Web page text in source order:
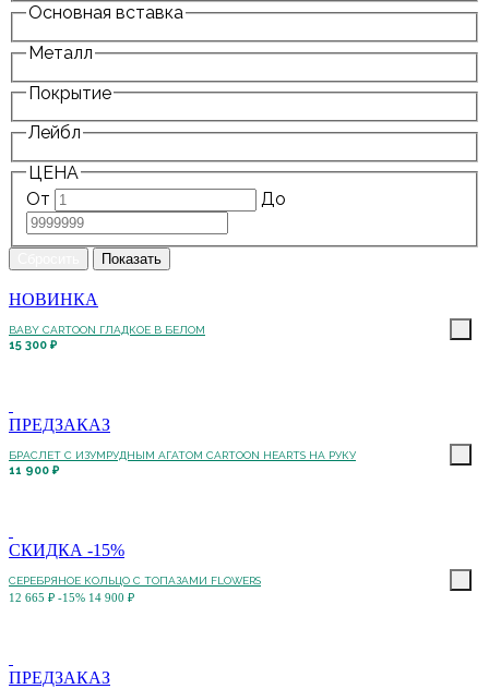
Основная вставка
Металл
Покрытие
Лейбл
ЦЕНА
От
До
НОВИНКА
BABY CARTOON ГЛАДКОЕ В БЕЛОМ
15 300 ₽
ПРЕДЗАКАЗ
БРАСЛЕТ С ИЗУМРУДНЫМ АГАТОМ CARTOON HEARTS НА РУКУ
11 900 ₽
СКИДКА -15%
СЕРЕБРЯНОЕ КОЛЬЦО С ТОПАЗАМИ FLOWERS
12 665 ₽ -15% 14 900 ₽
ПРЕДЗАКАЗ